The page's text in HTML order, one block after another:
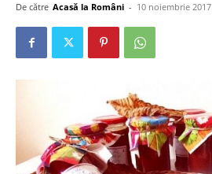
De către Acasă la Români - 10 noiembrie 2017